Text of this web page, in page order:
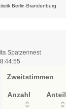
Berlin-Brandenburg
Spatzennest
Zweitstimmen
Anzahl Anteil